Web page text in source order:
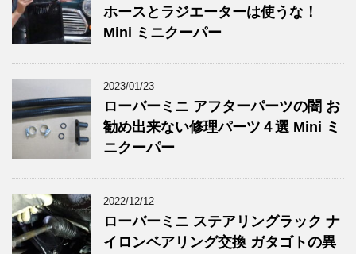
ホースとラジエーターは使うな！
Mini ミニクーパー
2023/01/23
ローバーミニ アフターパーツの闇 お
勧め出来ない修理パーツ４選 Mini ミ
ニクーパー
2022/12/12
ローバーミニ ステアリングラック ナ
イロンベアリング交換 ガタゴトの異